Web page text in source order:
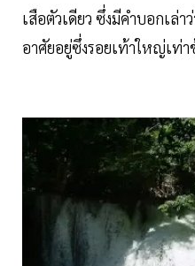
เสือตัวเดียว ซึ่งมีคำบอกเล่
อาศัยอยู่ซึ่งรอยเท้าใหญ่เท่า